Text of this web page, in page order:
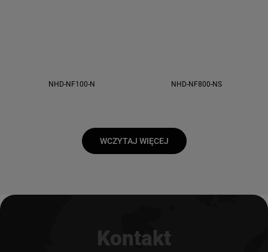
NHD-NF100-N NHD-NF800-NS
WCZYTAJ WIĘCEJ
Kontakt